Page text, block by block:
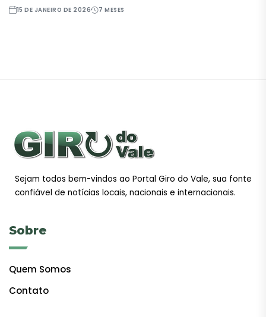
15 DE JANEIRO DE 2026 7 MESES
Sejam todos bem-vindos ao Portal Giro do Vale, sua fonte
confiável de notícias locais, nacionais e internacionais.
Sobre
Quem Somos
Contato